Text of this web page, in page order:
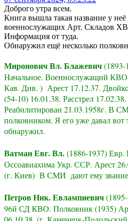
Доброго утра всем.
Книга вышла такая название у
военнослужащих Арт. Складов
Информация от туда.
Обнаружил ещё несколько
Миронович Вл. Блажевич(1893-
Начальное. Военнослужащий
Кав. Див. ) Арест 17.12.37.
(54-10) 16.01.38. Расстрел
Реабилитирован 21.03.1958г. В
полковником. Я его уже давал
обнаружил.
Ватман Евг. Вл.(1886-1937)
Оссоавиахима Укр. ССР. Арест
(г. Киев) В СМИ дают ему
Петров Ник. Евлампиевич
96й СД КВО. Полковник (1935)